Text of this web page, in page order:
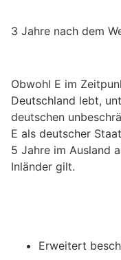
3 Jahre nach dem
Obwohl E im
Deutschland lebt,
deutschen
E als deutscher
5 Jahre im Ausland
Inländer gilt.
Erweitert